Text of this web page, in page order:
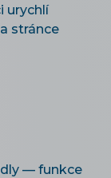
urychlí
stránce
— funkce